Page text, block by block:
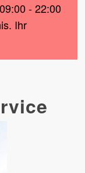
- 22:00
Ihr